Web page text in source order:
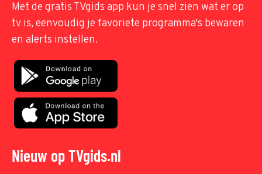
Met de gratis TVgids app kun je snel zien wat er op
tv is, eenvoudig je favoriete programma's bewaren
en alerts instellen.
Nieuw op TVgids.nl